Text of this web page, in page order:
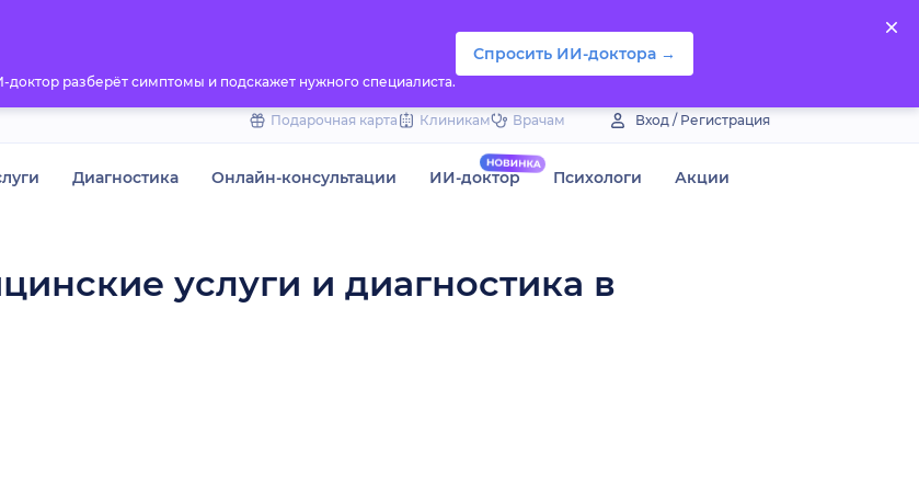
доктор разберёт симптомы и подскажет нужного специалиста.
Спросить ИИ-доктора →
Подарочная карта Клиникам Врачам Вход / Регистрация
Диагностика Онлайн-консультации ИИ-доктор Психологи Акции
услуги и диагностика в